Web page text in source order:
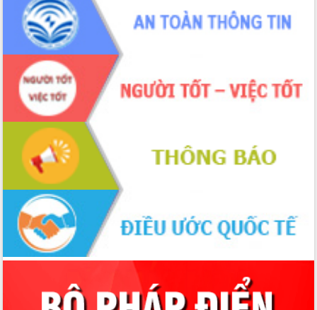
nghiệp Đắk Lắk tăng trưởng bứt phá
Triển khai đồng bộ đo đạc, lập hồ sơ
địa chính, hoàn thiện cơ sở dữ liệu đất
đai
Ứng dụng sinh trắc học - Bước tiến
trong hành trình chuyển đổi số tại Đắk
Lắk
Đắk Lắk nâng cao hiệu quả công tác
Đảng từ Sổ tay đảng viên điện tử
Đắk Lắk đẩy mạnh nuôi biển công
nghệ, hướng tới phát triển thủy sản
bền vững
Tập huấn nâng cao năng lực triển khai
chuyển đổi số cho cán bộ, công chức
cấp xã
Đắk Lắk phát động hưởng ứng Ngày
Quyền của người tiêu dùng Việt Nam
Đẩy mạnh cải cách hành chính, quyết
tâm đạt được mục tiêu tăng trưởng